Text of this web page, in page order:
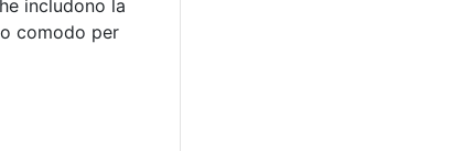
includono la
comodo per